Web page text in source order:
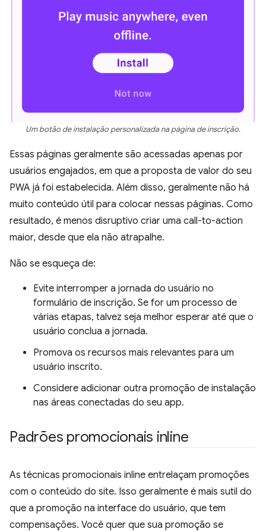
Um botão de instalação personalizada na página de inscrição.
Essas páginas geralmente são acessadas apenas por
usuários engajados, em que a proposta de valor do seu
PWA já foi estabelecida. Além disso, geralmente não há
muito conteúdo útil para colocar nessas páginas. Como
resultado, é menos disruptivo criar uma call-to-action
maior, desde que ela não atrapalhe.
Não se esqueça de:
Evite interromper a jornada do usuário no
formulário de inscrição. Se for um processo de
várias etapas, talvez seja melhor esperar até que o
usuário conclua a jornada.
Promova os recursos mais relevantes para um
usuário inscrito.
Considere adicionar outra promoção de instalação
nas áreas conectadas do seu app.
Padrões promocionais inline
As técnicas promocionais inline entrelaçam promoções
com o conteúdo do site. Isso geralmente é mais sutil do
que a promoção na interface do usuário, que tem
compensações. Você quer que sua promoção se